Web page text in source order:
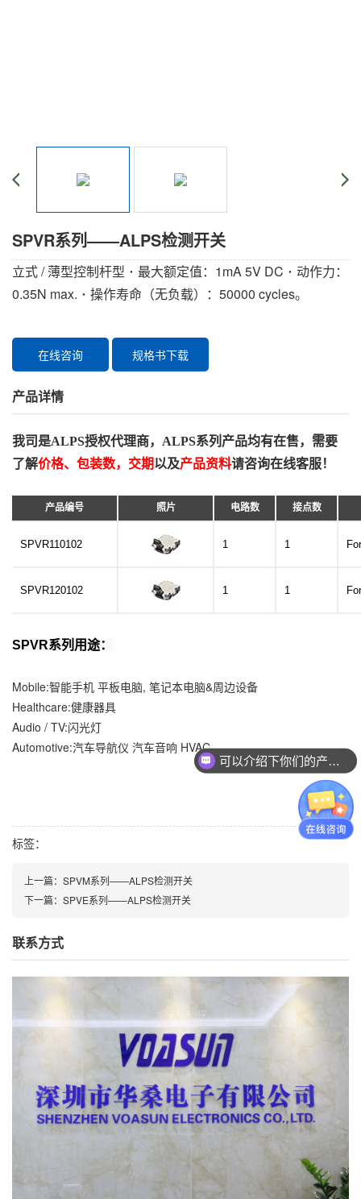
SPVR系列——ALPS检测开关
立式 / 薄型控制杆型 ･ 最大额定值：1mA 5V DC ･ 动作力：
0.35N max. ･ 操作寿命（无负载）：50000 cycles。
在线咨询 规格书下载
产品详情
我司是ALPS授权代理商，ALPS系列产品均有在售，需要
了解价格、包装数，交期以及产品资料请咨询在线客服！
产品编号 照片 电路数 接点数
SPVR110102 1 1
SPVR120102 1 1
SPVR系列用途：
Mobile:智能手机 平板电脑, 笔记本电脑&周边设备
Healthcare:健康器具
Audio / TV:闪光灯
Automotive:汽车导航仪 汽车音响 HVAC
标签：
上一篇： SPVM系列——ALPS检测开关
下一篇： SPVE系列——ALPS检测开关
联系方式